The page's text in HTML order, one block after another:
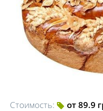
Стоимость:
от 89.9